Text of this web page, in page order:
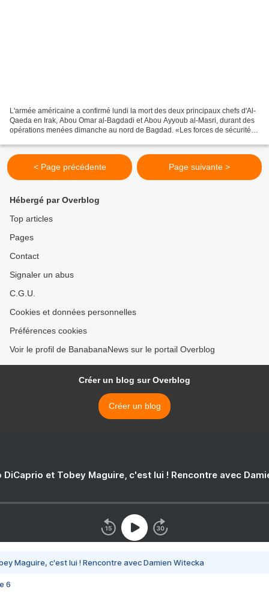
L'armée américaine a confirmé lundi la mort des deux principaux chefs d'Al-
Qaeda en Irak, Abou Omar al-Bagdadi et Abou Ayyoub al-Masri, durant des
opérations menées dimanche au nord de Bagdad. «Les forces de sécurité
< Page précédente Page suivante >
Hébergé par Overblog
Top articles
Pages
Contact
Signaler un abus
C.G.U.
Cookies et données personnelles
Préférences cookies
Voir le profil de BanabanaNews sur le portail Overblog
Créer un blog sur Overblog
Créer un blog
DiCaprio et Tobey Maguire, c'est lui ! Rencontre avec
Maguire, c'est lui ! Rencontre avec Damien Witecka
6